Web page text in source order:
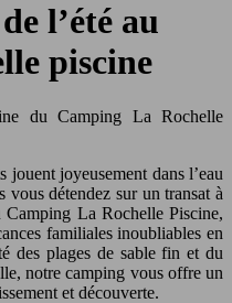
l’été au
piscine
joyeusement dans l’eau
détendez sur un transat à
Camping La Rochelle Piscine,
familiales inoubliables en
des plages de sable fin et du
notre camping vous offre un
et découverte.